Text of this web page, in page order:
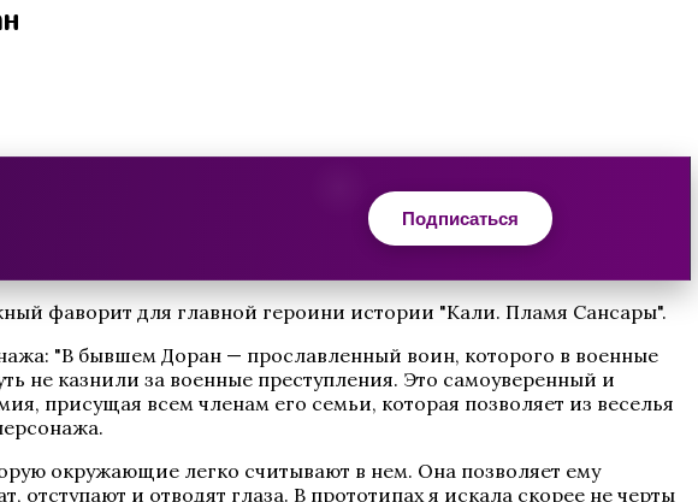
Подписаться
фаворит для главной героини истории "Кали. Пламя Сансары".
"В бывшем Доран — прославленный воин, которого в военные
не казнили за военные преступления. Это самоуверенный и
присущая всем членам его семьи, которая позволяет из веселья
окружающие легко считывают в нем. Она позволяет ему
и отводят глаза. В прототипах я искала скорее не черты